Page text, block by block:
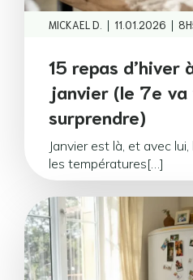
MICKAEL D. | 11.01.2026 |
15 repas d’hiver
janvier (le 7e va
surprendre)
Janvier est là, et avec
les températures[…]